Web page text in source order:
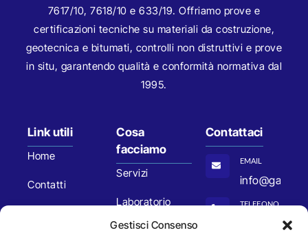
Gestisci Consenso
7617/10,7618/10 e633/19. Offriamo prove e
certificazioni tecniche su materiali da costruzione,
geotecnica e bitumati, controlli non distruttivi e prove
in situ, garantendo qualità e conformità normativa dal
1995.
Link utili
Home
Contatti
Cosa
facciamo
Servizi
Laboratorio
Geotecnica e
Contattaci
EMAIL
TELEFONO